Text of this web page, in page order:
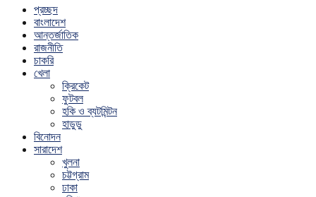
প্রচ্ছদ
বাংলাদেশ
আন্তর্জাতিক
রাজনীতি
চাকরি
খেলা
ক্রিকেট
ফুটবল
হকি ও ব্যটমিন্টন
হাডুডু
বিনোদন
সারাদেশ
খুলনা
চট্টগ্রাম
ঢাকা